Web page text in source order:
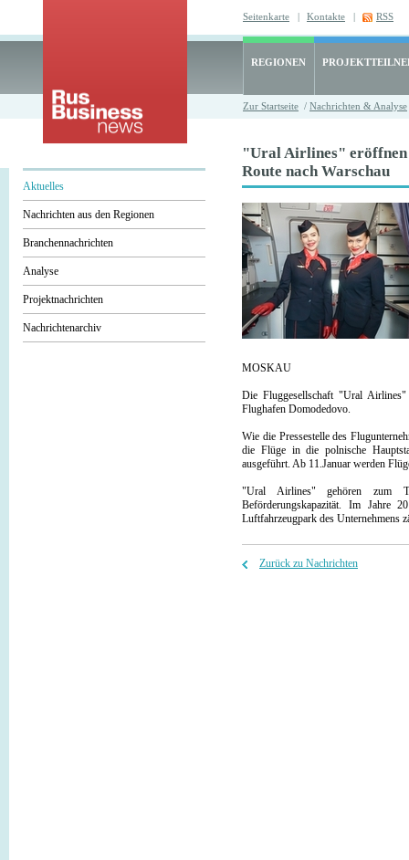
Seitenkarte | Kontakte | RSS
REGIONEN
Zur Startseite / Nachrichten & Analyse
Aktuelles
Nachrichten aus den Regionen
Branchennachrichten
Analyse
Projektnachrichten
Nachrichtenarchiv
"Ural Airlines" eröffnen
Route nach Warschau
MOSKAU
Die Fluggesellschaft "Ural
Flughafen Domodedovo.
Wie die Pressestelle des
die Flüge in die polnische
ausgeführt. Ab 11.Januar werden
"Ural Airlines" gehören zum
Beförderungskapazität. Im Jahre
Luftfahrzeugpark des Unternehmens
Zurück zu Nachrichten